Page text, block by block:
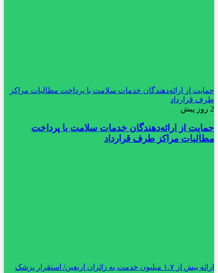
حمایت از ارائه‌دهندگان خدمات سلامت با پرداخت مطالبات مراکز
طرف قرارداد
2 روز پیش
حمایت از ارائه‌دهندگان خدمات سلامت با پرداخت
مطالبات مراکز طرف قرارداد
ارائه بیش از ۱.۷ میلیون خدمت به زائران اربعین/ استقرار پزشک